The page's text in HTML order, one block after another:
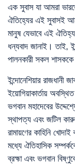
এক সুবাস যা আমরা
ঐতিহ্যের এই সুবাসই
মানুষ যেভাবে এই
ধন্যবাদ জানাই। তাই,
পালনকারী সকল
ইন্দোনেশিয়ার রাজধানী
ইয়োগিয়াকার্তায় অবস্থিত
ভগবান মহাদেবের
স্থাপত্য এবং জটিল
রামায়ণের কাহিনি
মধ্যে ঐতিহাসিক
ব্রহ্মা এবং ভগবান